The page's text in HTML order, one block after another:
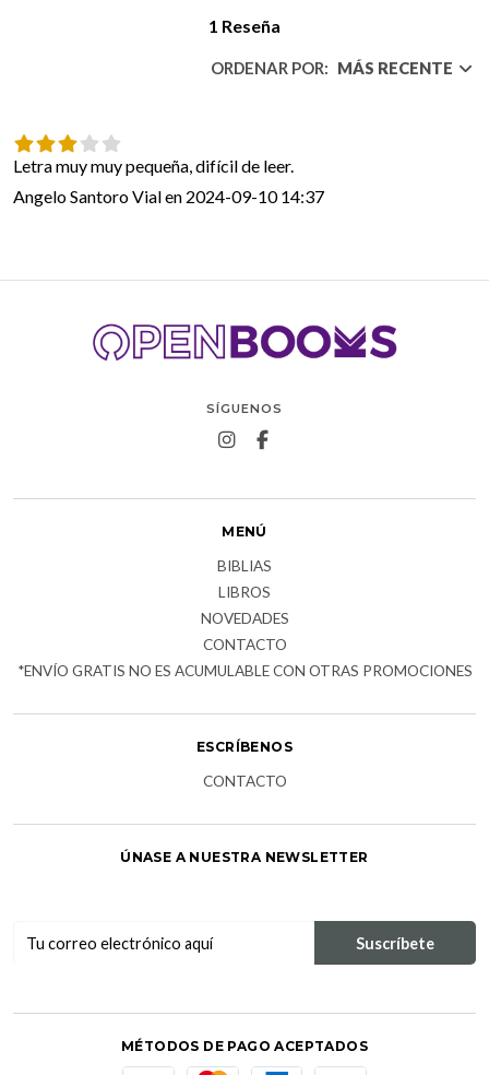
1 Reseña
ORDENAR POR: MÁS RECENTE
Angelo Santoro Vial en 2024-09-10 14:37
SÍGUENOS
MENÚ
BIBLIAS
LIBROS
NOVEDADES
CONTACTO
*ENVÍO GRATIS NO ES ACUMULABLE CON OTRAS PROMOCIONES
ESCRÍBENOS
CONTACTO
ÚNASE A NUESTRA NEWSLETTER
MÉTODOS DE PAGO ACEPTADOS